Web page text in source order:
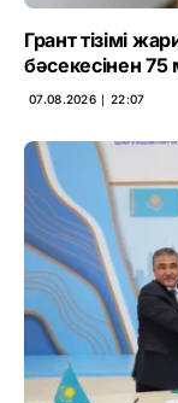
Грант тізімі
бәсекесінен 75
07.08.2026 ∣ 22:07